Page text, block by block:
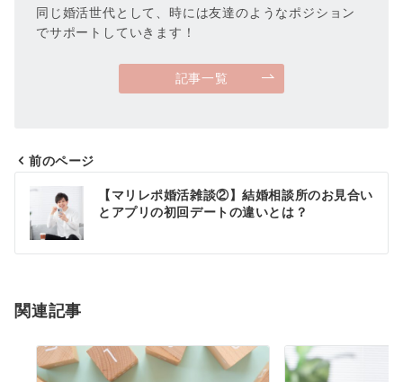
同じ婚活世代として、時には友達のようなポジション
でサポートしていきます！
記事一覧
投
稿
ナ
ゲ
前のページ
【マリレポ婚活雑談②】結婚相談所のお見合い
とアプリの初回デートの違いとは？
関連記事